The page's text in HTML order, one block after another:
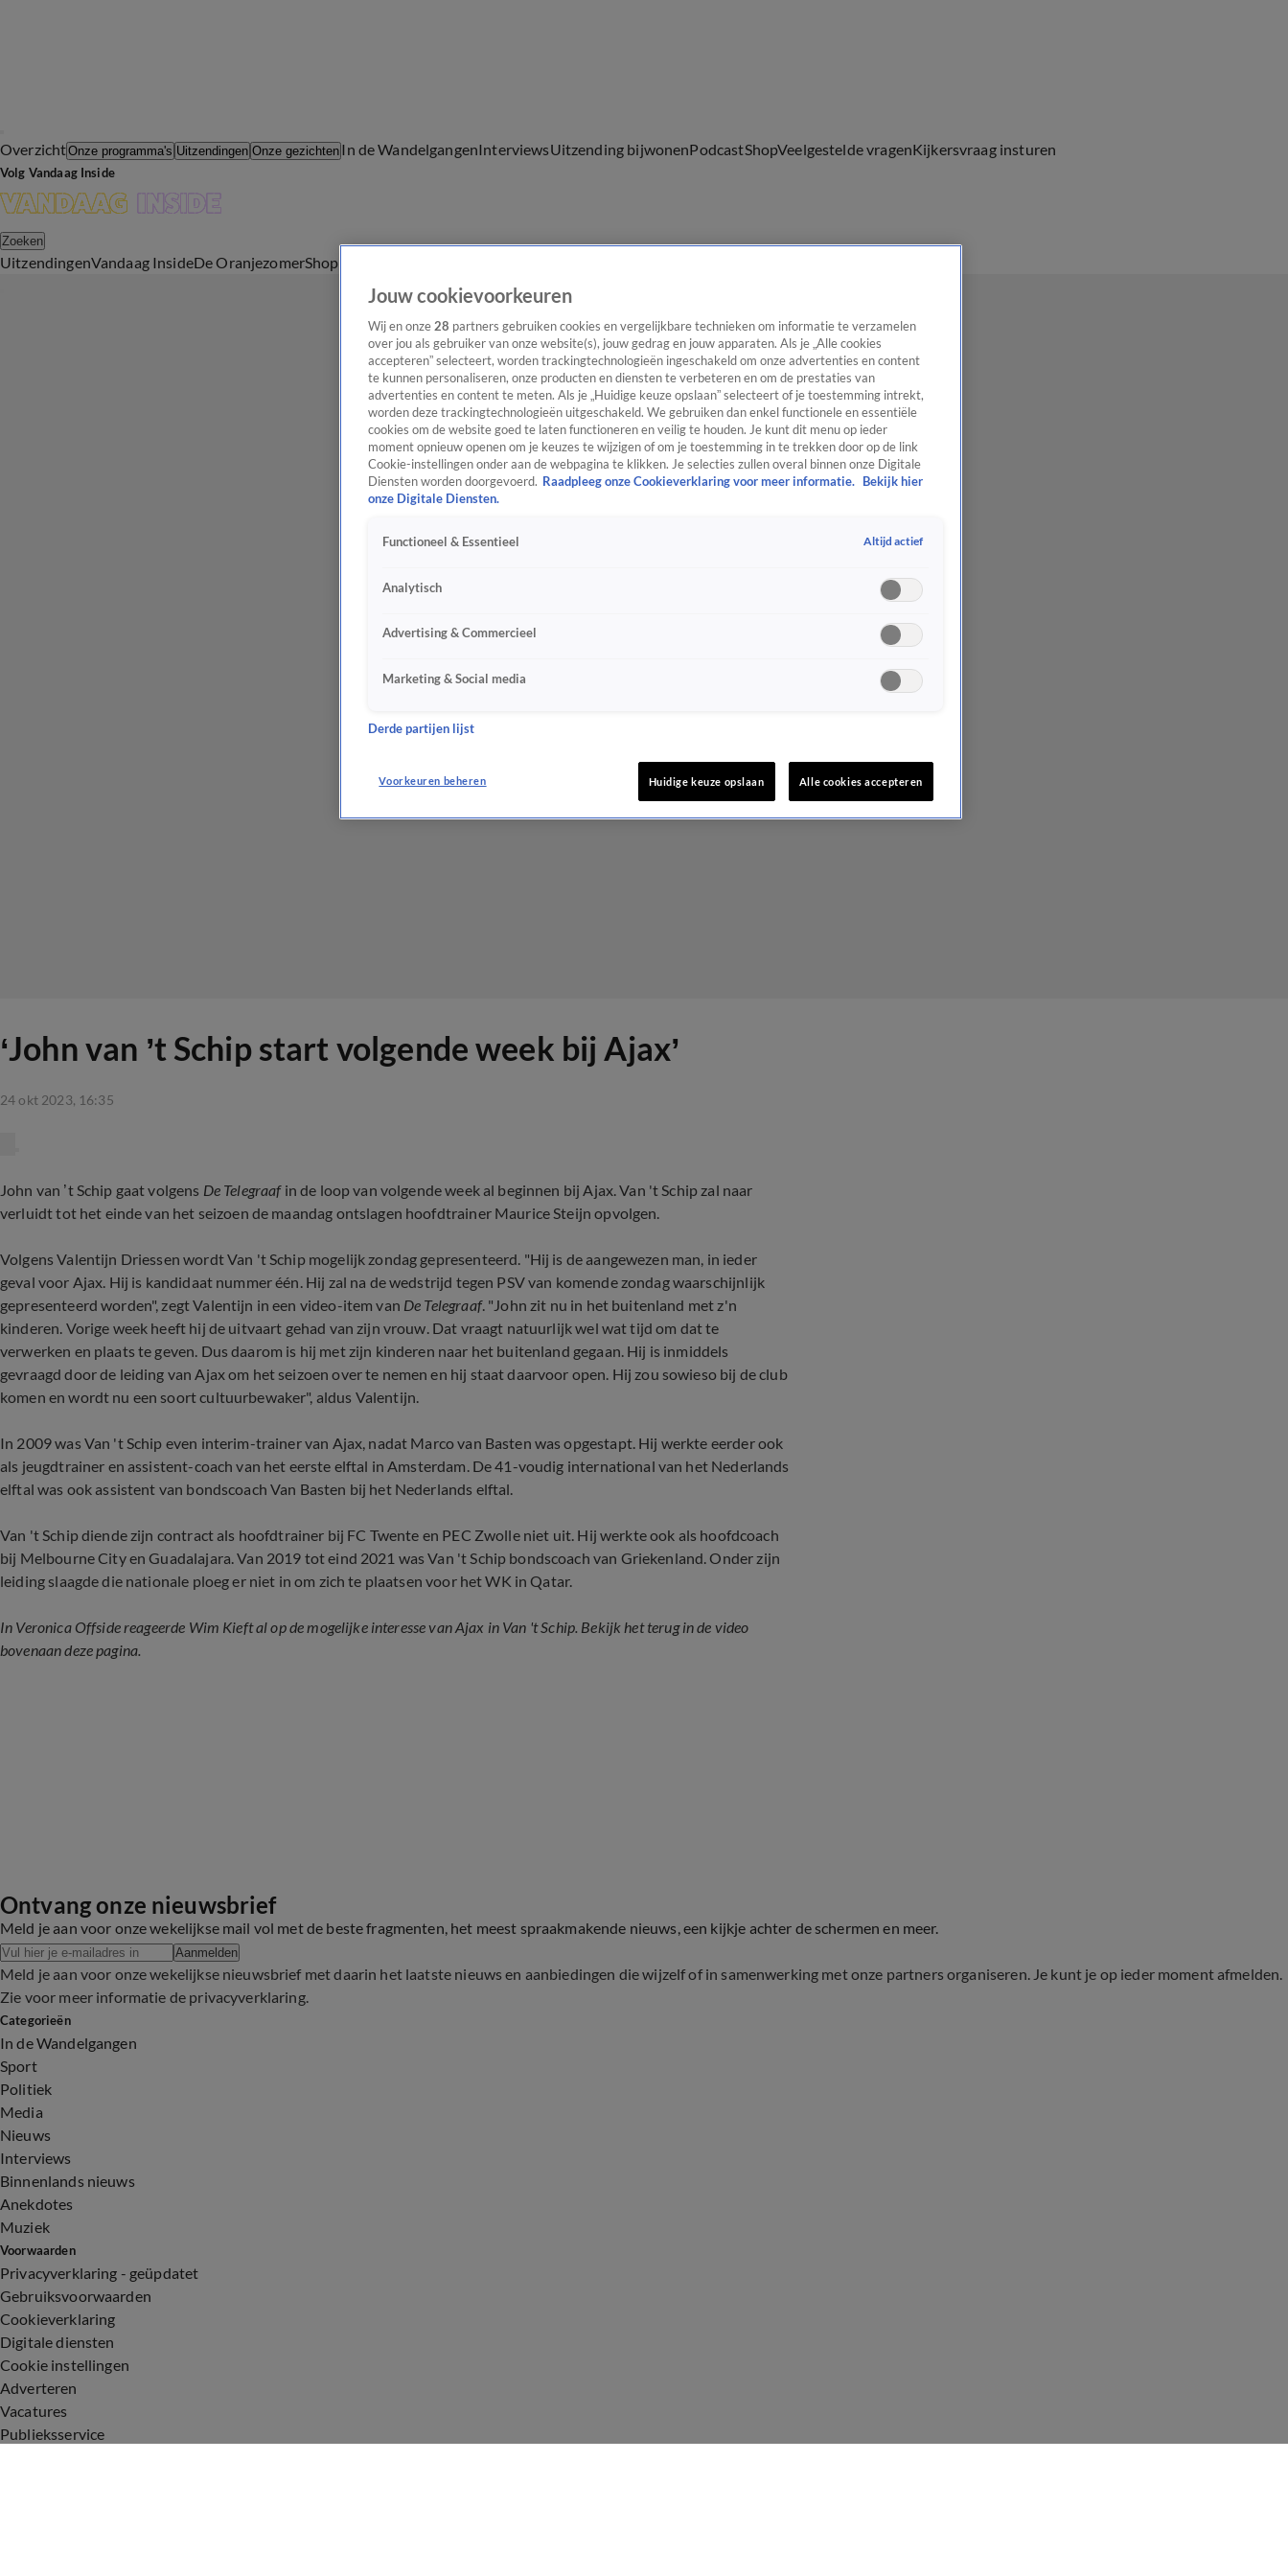
OverzichtOnze programma's Uitzendingen Onze gezichten In de WandelgangenInterviewsUitzending bijwonenPodcastShopVeelgestelde vragenKijkersvraag insturen
Volg Vandaag Inside
Zoeken
UitzendingenVandaag InsideDe OranjezomerShop
‘John van ’t Schip start volgende week bij Ajax’
24 okt 2023, 16:35
John van ’t Schip gaat volgens De Telegraaf in de loop van volgende week al beginnen bij Ajax. Van 't Schip zal naar
verluidt tot het einde van het seizoen de maandag ontslagen hoofdtrainer Maurice Steijn opvolgen.
Volgens Valentijn Driessen wordt Van 't Schip mogelijk zondag gepresenteerd. "Hij is de aangewezen man, in ieder
geval voor Ajax. Hij is kandidaat nummer één. Hij zal na de wedstrijd tegen PSV van komende zondag waarschijnlijk
gepresenteerd worden", zegt Valentijn in een video-item van De Telegraaf. "John zit nu in het buitenland met z'n
kinderen. Vorige week heeft hij de uitvaart gehad van zijn vrouw. Dat vraagt natuurlijk wel wat tijd om dat te
verwerken en plaats te geven. Dus daarom is hij met zijn kinderen naar het buitenland gegaan. Hij is inmiddels
gevraagd door de leiding van Ajax om het seizoen over te nemen en hij staat daarvoor open. Hij zou sowieso bij de club
komen en wordt nu een soort cultuurbewaker", aldus Valentijn.
In 2009 was Van 't Schip even interim-trainer van Ajax, nadat Marco van Basten was opgestapt. Hij werkte eerder ook
als jeugdtrainer en assistent-coach van het eerste elftal in Amsterdam. De 41-voudig international van het Nederlands
elftal was ook assistent van bondscoach Van Basten bij het Nederlands elftal.
Van 't Schip diende zijn contract als hoofdtrainer bij FC Twente en PEC Zwolle niet uit. Hij werkte ook als hoofdcoach
bij Melbourne City en Guadalajara. Van 2019 tot eind 2021 was Van 't Schip bondscoach van Griekenland. Onder zijn
leiding slaagde die nationale ploeg er niet in om zich te plaatsen voor het WK in Qatar.
In Veronica Offside reageerde Wim Kieft al op de mogelijke interesse van Ajax in Van 't Schip. Bekijk het terug in de video
bovenaan deze pagina.
Ontvang onze nieuwsbrief
Meld je aan voor onze wekelijkse mail vol met de beste fragmenten, het meest spraakmakende nieuws, een kijkje achter de schermen en meer.
Aanmelden
Meld je aan voor onze wekelijkse nieuwsbrief met daarin het laatste nieuws en aanbiedingen die wijzelf of in samenwerking met onze partners organiseren. Je kunt je op ieder moment afmelden.
Zie voor meer informatie de privacyverklaring.
Categorieën
In de Wandelgangen
Sport
Politiek
Media
Nieuws
Interviews
Binnenlands nieuws
Anekdotes
Muziek
Voorwaarden
Privacyverklaring - geüpdatet
Gebruiksvoorwaarden
Cookieverklaring
Digitale diensten
Cookie instellingen
Adverteren
Vacatures
Publieksservice
Jouw cookievoorkeuren
Wij en onze 28 partners gebruiken cookies en vergelijkbare technieken om informatie te verzamelen
over jou als gebruiker van onze website(s), jouw gedrag en jouw apparaten. Als je „Alle cookies
accepteren” selecteert, worden trackingtechnologieën ingeschakeld om onze advertenties en content
te kunnen personaliseren, onze producten en diensten te verbeteren en om de prestaties van
advertenties en content te meten. Als je „Huidige keuze opslaan” selecteert of je toestemming intrekt,
worden deze trackingtechnologieën uitgeschakeld. We gebruiken dan enkel functionele en essentiële
cookies om de website goed te laten functioneren en veilig te houden. Je kunt dit menu op ieder
moment opnieuw openen om je keuzes te wijzigen of om je toestemming in te trekken door op de link
Cookie-instellingen onder aan de webpagina te klikken. Je selecties zullen overal binnen onze Digitale
Diensten worden doorgevoerd. Raadpleeg onze Cookieverklaring voor meer informatie.
Bekijk hier
onze Digitale Diensten.
Functioneel & Essentieel Altijd actief
Analytisch
Advertising & Commercieel
Marketing & Social media
Derde partijen lijst
Voorkeuren beheren Huidige keuze opslaan Alle cookies accepteren